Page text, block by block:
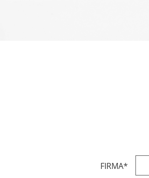
FIRMA*